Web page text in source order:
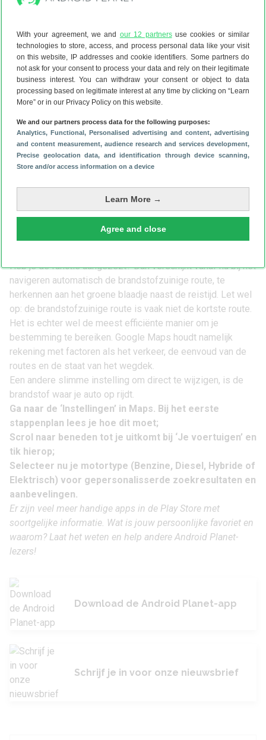
With your agreement, we and our 12 partnersuse cookies or similar
technologies to store, access, and process personal data like your visit
on this website, IP addresses and cookie identifiers. Some partners do
not ask for your consent to process your data and rely on their legitimate
business interest. You can withdraw your consent or object to data
processing based on legitimate interest at any time by clicking on “Learn
More” or in our Privacy Policy on this website.
We and our partners process data for the following purposes:
Analytics, Functional, Personalised advertising and content, advertising
and content measurement, audience research and services development,
Precise geolocation data, and identification through device scanning,
Store and/or access information on a device
Learn More →
Agree and close
Wist jij al dat er in Google Maps een handige functie zit om
brandstof te besparen? We hebben het over
brandstofzuinige routes. Schakel je deze functie in, dan
wordt altijd de route gekozen waarop je de minste
brandstof verbruikt. De navigatie-app houdt daarbij rekening
met de aankomsttijden, zodat de route niet een (veel)
langere reistijd oplevert.
Open de Google Maps-app;
Tik op je profielfoto rechtsboven;
Kies in het menu voor ‘Instellingen’, dit staat bijna
Scrol door naar de optie ‘Voorkeur voor
brandstofzuinige routes’ en schakel dit in.
Heb je de functie aangezezt? Dan verschijnt vanaf nu bij het
navigeren automatisch de brandstofzuinige route, te
herkennen aan het groene blaadje naast de reistijd. Let wel
op: de brandstofzuinige route is vaak niet de kortste route.
Het is echter wel de meest efficiënte manier om je
bestemming te bereiken. Google Maps houdt namelijk
rekening met factoren als het verkeer, de eenvoud van de
routes en de staat van het wegdek.
Een andere slimme instelling om direct te wijzigen, is de
brandstof waar je auto op rijdt.
Ga naar de ‘Instellingen’ in Maps. Bij het eerste
stappenplan lees je hoe dit moet;
Scrol naar beneden tot je uitkomt bij ‘Je voertuigen’ en
tik hierop;
Selecteer nu je motortype (Benzine, Diesel, Hybride of
Elektrisch) voor gepersonalisserde zoekresultaten en
aanbevelingen.
Er zijn veel meer handige apps in de Play Store met
soortgelijke informatie. Wat is jouw persoonlijke favoriet en
waarom? Laat het weten en help andere Android Planet-
lezers!
Download de Android Planet-app
Schrijf je in voor onze nieuwsbrief